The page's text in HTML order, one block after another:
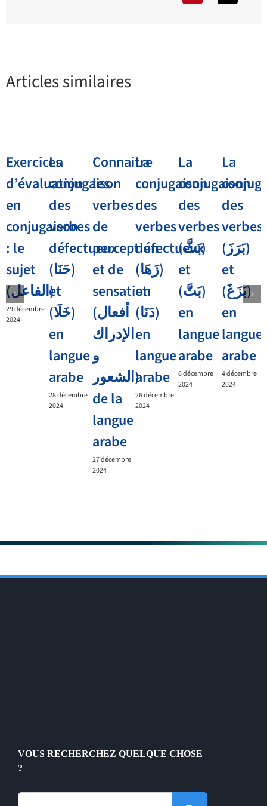
Articles similaires
Exercices
d’évaluation
en
conjugaison
: le
sujet
(الفاعل)
29 décembre
2024
La
conjugaison
des
verbes
défectueux
(حَنَا)
et
(خَلَا)
en
langue
arabe
28 décembre
2024
Connaitre
les
verbes
de
perception
et de
sensation
(أفعال
الإدراك
و
الشعور)
de la
langue
arabe
27 décembre
2024
La
conjugaison
des
verbes
défectueux
(زَهَا)
et
(دَنَا)
en
langue
arabe
26 décembre
2024
La
conjugaison
des
verbes
(بَثَّ)
et
(بَتَّ)
en
langue
arabe
6 décembre
2024
La
des
verbes
(بَرَزَ)
et
(بَزَغَ)
en
langue
arabe
4 décembre
2024
VOUS RECHERCHEZ QUELQUE CHOSE
?
Rechercher: